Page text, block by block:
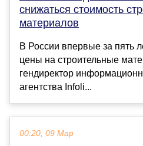
снижаться стоимость
материалов
В России впервые за пять
цены на строительные
гендиректор
агентства Infoli...
00:20, 09 Мар